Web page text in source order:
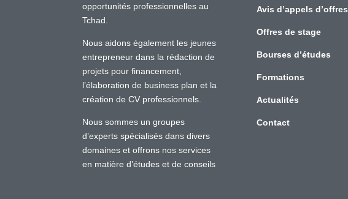
opportunités professionnelles au
Tchad.
Nous aidons également les jeunes
entrepreneur dans la rédaction de
projets pour financement,
l’élaboration de business plan et la
création de CV professionnels.
Nous sommes un groupes
d’experts spécialisés dans divers
domaines et offrons nos services
en matière d’études et de conseils
Avis d’appels d’offres
Offres de stage
Bourses d’études
Formations
Actualités
Contact